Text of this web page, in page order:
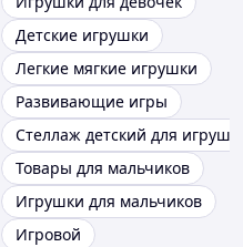
Детские игрушки
Легкие мягкие игрушки
Развивающие игры
Стеллаж детский для
Товары для мальчиков
Игрушки для мальчиков
Игровой